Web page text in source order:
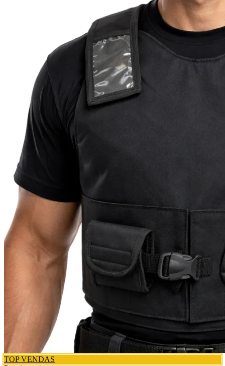
TOP VENDAS